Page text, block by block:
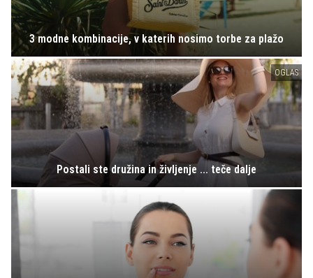
3 modne kombinacije, v katerih nosimo torbe za plažo
OGLAS
Postali ste družina in življenje ... teče dalje